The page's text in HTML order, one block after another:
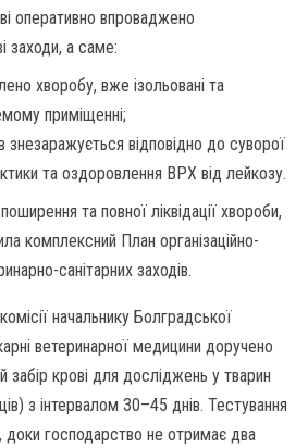
оперативно впроваджено
заходи, а саме:
хворобу, вже ізольовані та
приміщенні;
знезаражується відповідно до суворої
та оздоровлення ВРХ від лейкозу.
та повної ліквідації хвороби,
комплексний План організаційно-
санітарних заходів.
начальнику Болградської
ветеринарної медицини доручено
забір крові для досліджень у тварин
з інтервалом 30–45 днів. Тестування
господарство не отримає два